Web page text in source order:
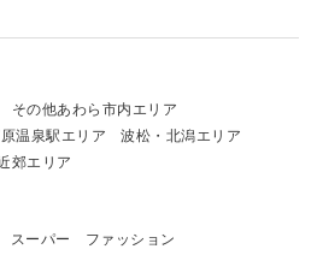
その他あわら市内エリア
温泉駅エリア
波松・北潟エリア
郊エリア
スーパー
ファッション